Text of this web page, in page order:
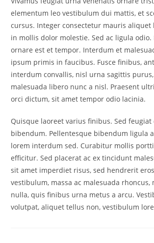
elementum leo vestibulum dui mattis, et
cursus. Integer consectetur mauris aliquet
in mollis dolor molestie. Sed ac ligula odio.
ornare est et tempor. Interdum et
ipsum primis in faucibus. Fusce finibus,
interdum convallis, nisl urna sagittis
malesuada libero nunc a nisl. Praesent
orci dictum, sit amet tempor odio lacinia.
Quisque laoreet varius finibus. Sed feugiat
bibendum. Pellentesque bibendum ligula
lorem interdum sed. Curabitur mollis
efficitur. Sed placerat ac ex tincidunt
sit amet imperdiet risus, sed hendrerit
vestibulum, massa ac malesuada rhoncus,
nulla, quis finibus urna metus a arcu.
volutpat, aliquet tellus non, vestibulum